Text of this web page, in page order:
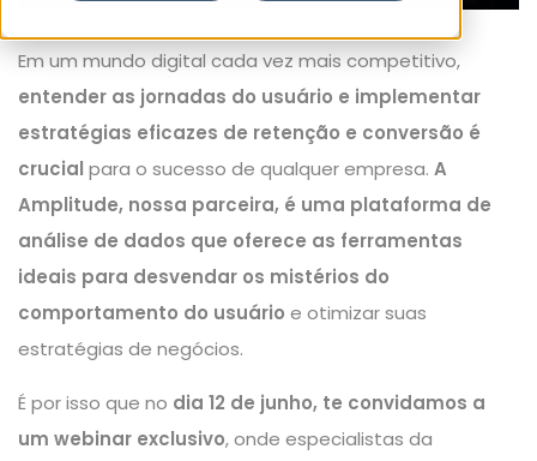
Em um mundo digital cada vez mais competitivo,
entender as jornadas do usuário e implementar
estratégias eficazes de retenção e conversão é
crucial para o sucesso de qualquer empresa. A
Amplitude, nossa parceira, é uma plataforma de
análise de dados que oferece as ferramentas
ideais para desvendar os mistérios do
comportamento do usuário e otimizar suas
estratégias de negócios.
É por isso que no dia 12 de junho, te convidamos a
um webinar exclusivo, onde especialistas da